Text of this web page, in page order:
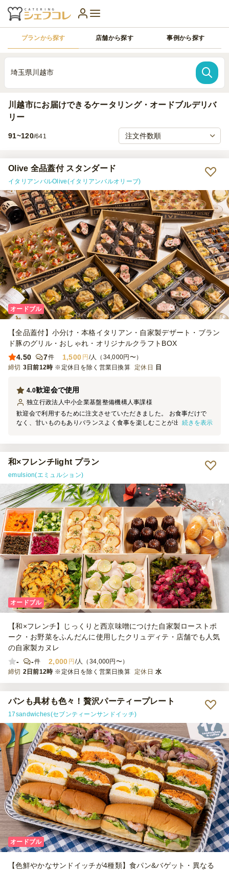
プランから探す 店舗から探す 事例から探す
埼玉県川越市
川越市にお届けできるケータリング・オードブルデリバ
リー
91~120/641
Olive 全品蓋付 スタンダード
イタリアンバルOlive(イタリアンバルオリーブ)
オードブル
【全品蓋付】小分け・本格イタリアン・自家製デザート・ブラン
ド豚のグリル・おしゃれ・オリジナルクラフトBOX
4.50
7件 1,500 円 /人（34,000円〜）
締切 3日前12時 ※定休日を除く営業日換算 定休日 日
歓迎会で使用
4.0
独立行政法人中小企業基盤整備機構人事課様
歓迎会で利用するために注文させていただきました。 お食事だけで
なく、甘いものもありバランスよく食事を楽しむことが出来ました。
続きを表示
和×フレンチlight プラン
emulsion(エミュルション)
オードブル
【和×フレンチ】じっくりと西京味噌につけた自家製ローストポ
ーク・お野菜をふんだんに使用したクリュディテ・店舗でも人気
の自家製カヌレ
-
-件 2,000 円 /人（34,000円〜）
締切 2日前12時 ※定休日を除く営業日換算 定休日 水
パンも具材も色々！贅沢パーティープレート
17sandwiches(セブンティーンサンドイッチ)
オードブル
【色鮮やかなサンドイッチが4種類】食パン&バゲット・異なる